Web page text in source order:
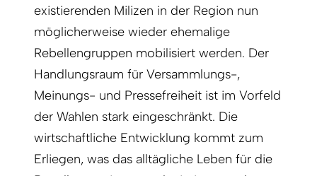
existierenden Milizen in der Region nun
möglicherweise wieder ehemalige
Rebellengruppen mobilisiert werden. Der
Handlungsraum für Versammlungs-,
Meinungs- und Pressefreiheit ist im Vorfeld
der Wahlen stark eingeschränkt. Die
wirtschaftliche Entwicklung kommt zum
Erliegen, was das alltägliche Leben für die